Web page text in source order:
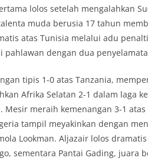
lolos setelah mengalahkan
muda berusia 17 tahun
atas Tunisia melalui adu
dengan dua
tipis 1-0 atas Tanzania,
Afrika Selatan 2-1 dalam laga
meraih kemenangan 3-1
tampil meyakinkan dengan
Lookman. Aljazair lolos
sementara Pantai Gading, juara